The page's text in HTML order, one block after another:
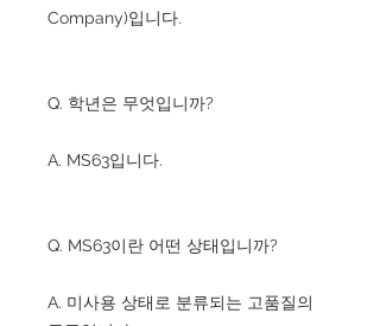
Company)입니다.
Q. 학년은 무엇입니까?
A. MS63입니다.
Q. MS63이란 어떤 상태입니까?
A. 미사용 상태로 분류되는 고품질의